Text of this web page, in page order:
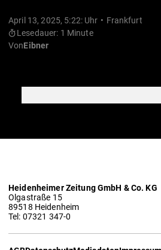
April 13, 2025, 5:22: Uhr
Frankfurt
Lesedauer: 1 Minute
VonEibner
Heidenheimer Zeitung GmbH & Co. KG
Olgastraße 15
89518 Heidenheim
Tel: 07321 347-0